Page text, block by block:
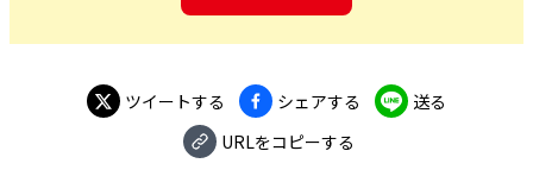
ツイートする シェアする
送る
URLをコピーする